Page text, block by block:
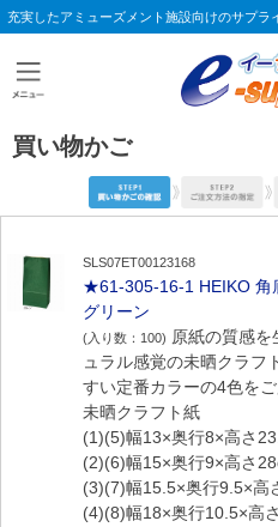
充実したアミューズメント施設向けのサプラ
買い物かご
SLS07ET00123168
★61-305-16-1 HEIKO 角
グリーン
(入り数：100) 原紙の質感を
ュラル感覚の未晒クラフ
すい定番カラーの4色をご
未晒クラフト紙
(1)(5)幅13×奥行8×高さ
(2)(6)幅15×奥行9×高さ
(3)(7)幅15.5×奥行9.5×高
(4)(8)幅18×奥行10.5×高